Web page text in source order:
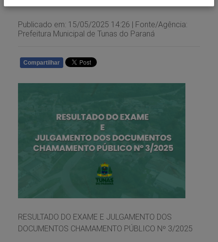
Publicado em: 15/05/2025 14:26 | Fonte/Agência:
Prefeitura Municipal de Tunas do Paraná
Compartilhar
RESULTADO DO EXAME E JULGAMENTO DOS
DOCUMENTOS CHAMAMENTO PÚBLICO Nº 3/2025